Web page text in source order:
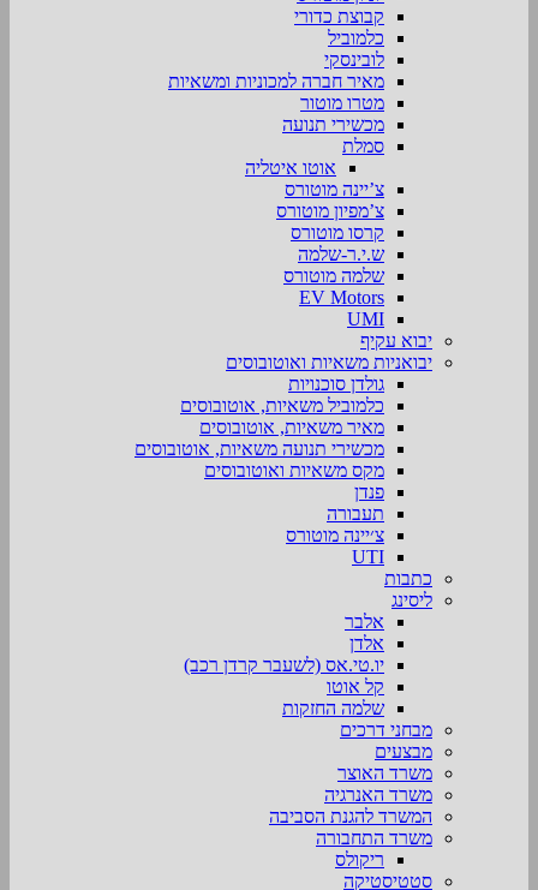
קבוצת כדורי
כלמוביל
לובינסקי
מאיר חברה למכוניות ומשאיות
מטרו מוטור
מכשירי תנועה
סמלת
אוטו איטליה
צ’יינה מוטורס
צ’מפיון מוטורס
קרסו מוטורס
ש.י.ר-שלמה
שלמה מוטורס
EV Motors
UMI
יבוא עקיף
יבואניות משאיות ואוטובוסים
גולדן סוכנויות
כלמוביל משאיות, אוטובוסים
מאיר משאיות, אוטובוסים
מכשירי תנועה משאיות, אוטובוסים
מקס משאיות ואוטובוסים
פנדן
תעבורה
צ׳יינה מוטורס
UTI
כתבות
ליסינג
אלבר
אלדן
יו.טי.אס (לשעבר קרדן רכב)
קל אוטו
שלמה החזקות
מבחני דרכים
מבצעים
משרד האוצר
משרד האנרגיה
המשרד להגנת הסביבה
משרד התחבורה
ריקולס
סטטיסטיקה